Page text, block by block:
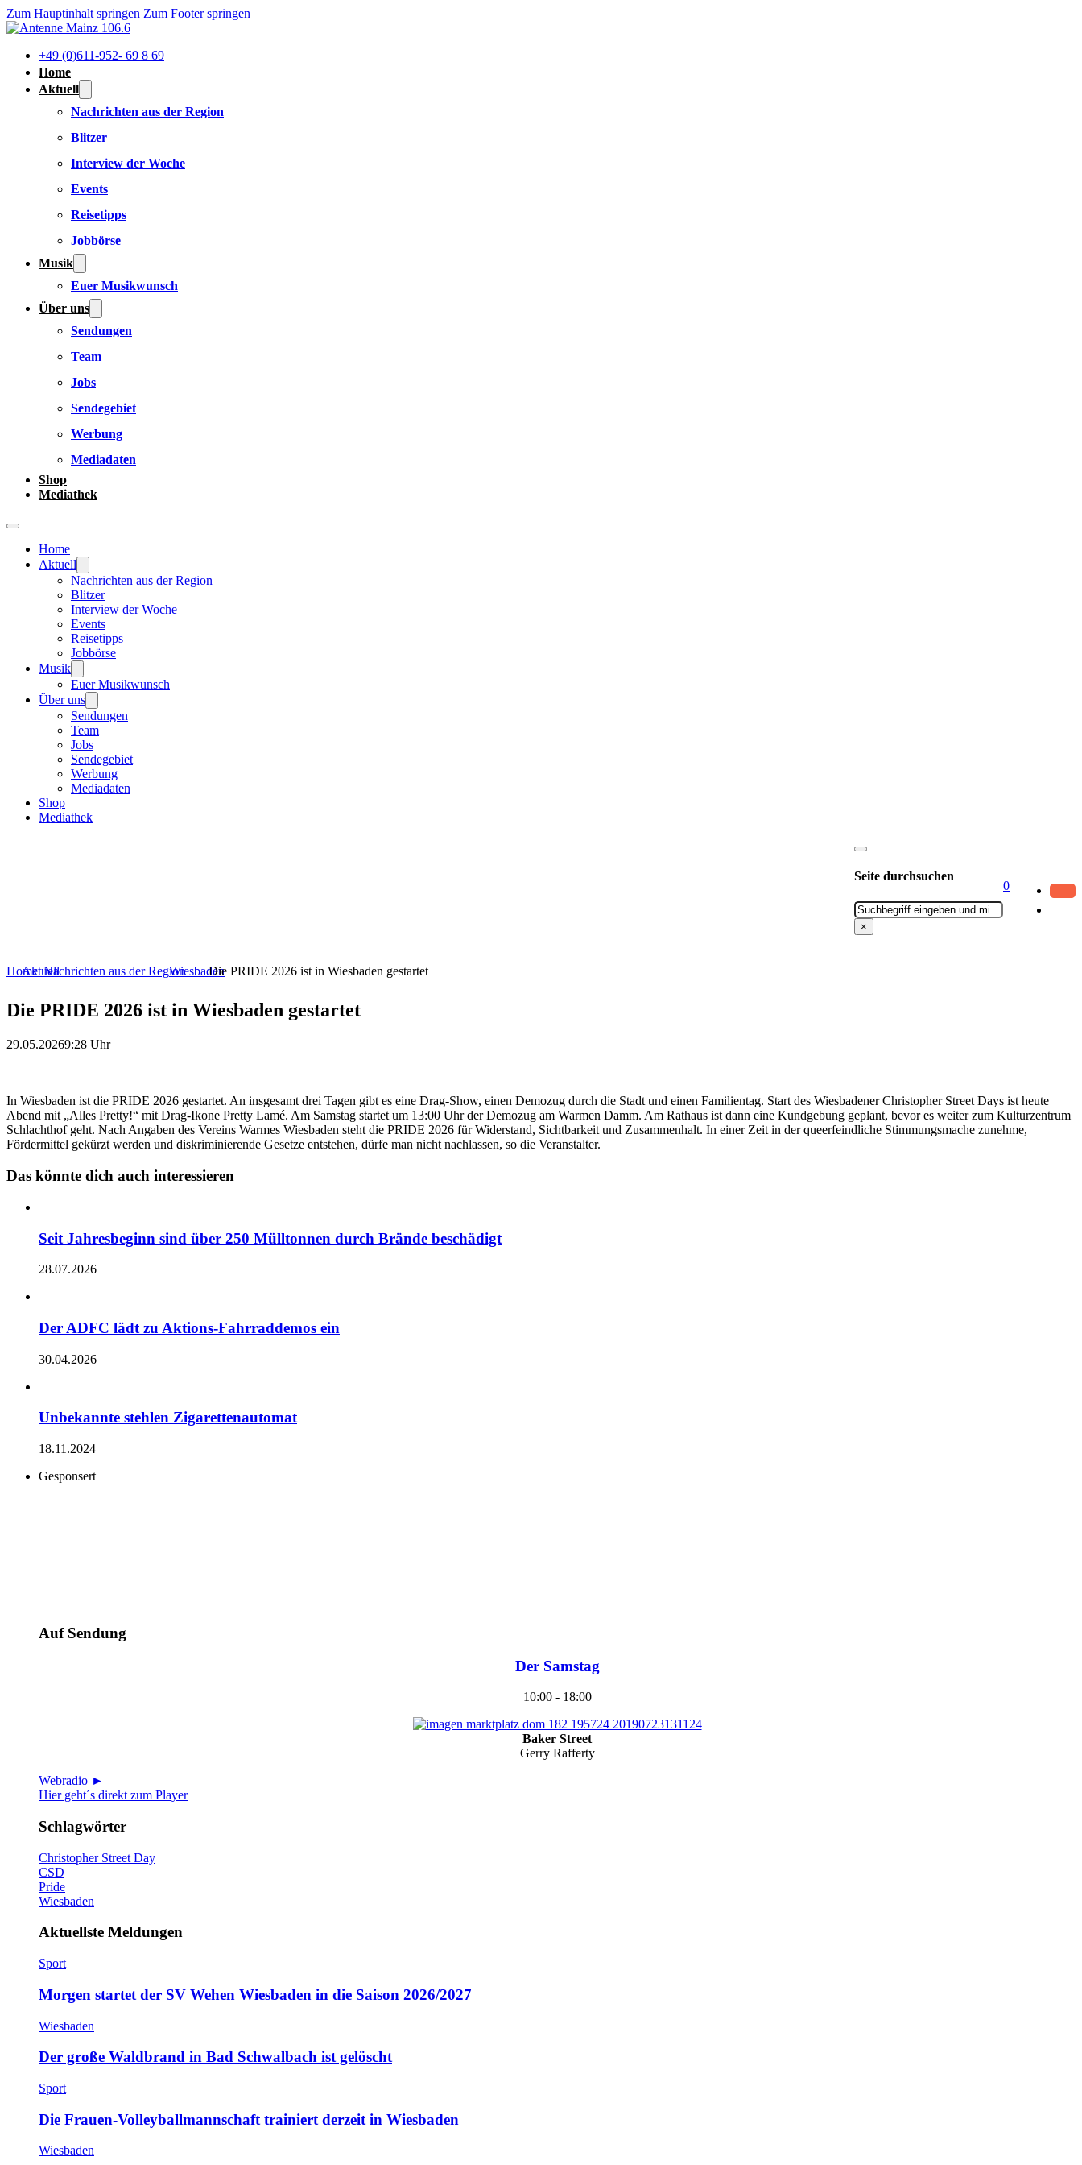
Zum Hauptinhalt springen Zum Footer springen
+49 (0)611-952- 69 8 69
Home
Aktuell
Nachrichten aus der Region
Blitzer
Interview der Woche
Events
Reisetipps
Jobbörse
Musik
Euer Musikwunsch
Über uns
Sendungen
Team
Jobs
Sendegebiet
Werbung
Mediadaten
Shop
Mediathek
Home
Aktuell
Nachrichten aus der Region
Blitzer
Interview der Woche
Events
Reisetipps
Jobbörse
Musik
Euer Musikwunsch
Über uns
Sendungen
Team
Jobs
Sendegebiet
Werbung
Mediadaten
Shop
Mediathek
Seite durchsuchen
Suchen
×
0
HomeAktuellNachrichten aus der RegionWiesbadenDie PRIDE 2026 ist in Wiesbaden gestartet
Die PRIDE 2026 ist in Wiesbaden gestartet
29.05.20269:28 Uhr
In Wiesbaden ist die PRIDE 2026 gestartet. An insgesamt drei Tagen gibt es eine Drag-Show, einen Demozug durch die Stadt und einen Familientag. Start des Wiesbadener Christopher Street Days ist heute
Abend mit „Alles Pretty!“ mit Drag-Ikone Pretty Lamé. Am Samstag startet um 13:00 Uhr der Demozug am Warmen Damm. Am Rathaus ist dann eine Kundgebung geplant, bevor es weiter zum Kulturzentrum
Schlachthof geht. Nach Angaben des Vereins Warmes Wiesbaden steht die PRIDE 2026 für Widerstand, Sichtbarkeit und Zusammenhalt. In einer Zeit in der queerfeindliche Stimmungsmache zunehme,
Fördermittel gekürzt werden und diskriminierende Gesetze entstehen, dürfe man nicht nachlassen, so die Veranstalter.
Das könnte dich auch interessieren
Seit Jahresbeginn sind über 250 Mülltonnen durch Brände beschädigt
28.07.2026
Der ADFC lädt zu Aktions-Fahrraddemos ein
30.04.2026
Unbekannte stehlen Zigarettenautomat
18.11.2024
Gesponsert
Auf Sendung
Der Samstag
10:00 - 18:00
Baker Street
Gerry Rafferty
Webradio ►
Hier geht´s direkt zum Player
Schlagwörter
Christopher Street Day
CSD
Pride
Wiesbaden
Aktuellste Meldungen
Sport
Morgen startet der SV Wehen Wiesbaden in die Saison 2026/2027
Wiesbaden
Der große Waldbrand in Bad Schwalbach ist gelöscht
Sport
Die Frauen-Volleyballmannschaft trainiert derzeit in Wiesbaden
Wiesbaden